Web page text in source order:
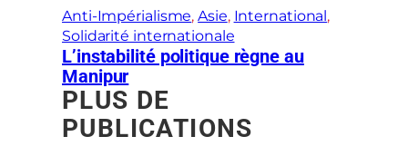
t
l
’
I
n
t
Anti-Impérialisme, Asie, International
Solidarité internationale
L’instabilité politique règne au
Manipur
PLUS DE
PUBLICATIONS